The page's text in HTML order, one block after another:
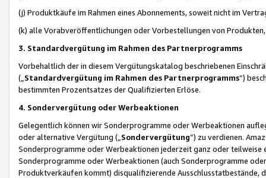
(j) Produktkäufe im Rahmen eines Abonnements, soweit nicht im
(k) alle Vorabveröffentlichungen oder Vorbestellungen von
3. Standardvergütung im Rahmen des Partnerprogramms
Vorbehaltlich der in diesem Vergütungskatalog beschriebenen
(„ Standardvergütung im Rahmen des Partnerprogramms“)
bestimmten Prozentsatzes der Qualifizierten Erlöse.
4. Sondervergütung oder Werbeaktionen
Gelegentlich können wir Sonderprogramme oder Werbeaktionen
oder alternative Vergütung („ Sondervergütung”) zu verdienen.
Sonderprogramme oder Werbeaktionen jederzeit ganz oder
Sonderprogramme oder Werbeaktionen (auch Sonderprogramme
Produktverkäufen kommt) disqualifizierende Ausschlusstatbestände,